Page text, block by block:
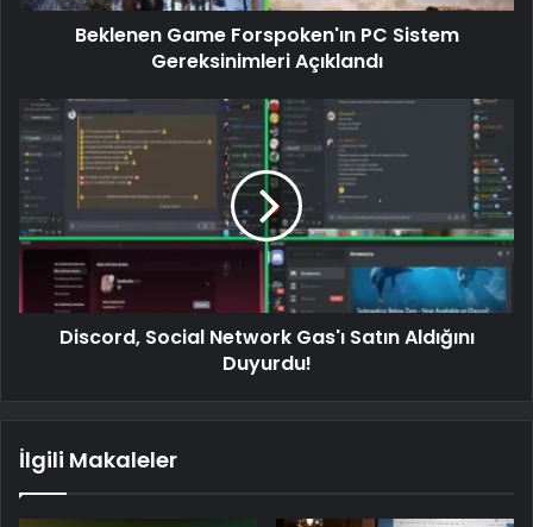
Beklenen Game Forspoken'ın PC Sistem
Gereksinimleri Açıklandı
Discord, Social Network Gas'ı Satın Aldığını
Duyurdu!
İlgili Makaleler